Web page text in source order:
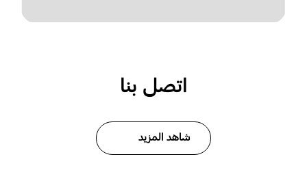
اتصل بنا
شاهد المزيد